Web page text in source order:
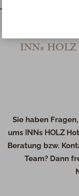
INNs HOLZ
Sie haben
ums INNs HOLZ
Beratung bzw.
Team? Dann